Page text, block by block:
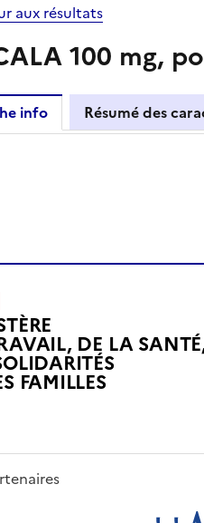
aux résultats
100 mg,
info Résumé des
DE LA
FAMILLES